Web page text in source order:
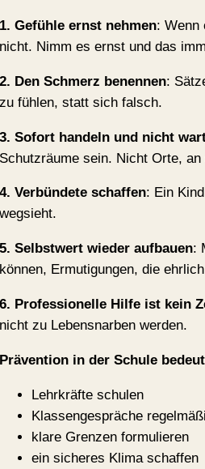
1. Gefühle ernst nehmen: Wenn
nicht. Nimm es ernst und das
2. Den Schmerz benennen:
zu fühlen, statt sich falsch.
3. Sofort handeln und nicht
Schutzräume sein. Nicht Orte,
4. Verbündete schaffen: Ein
wegsieht.
5. Selbstwert wieder aufbauen:
können, Ermutigungen, die
6. Professionelle Hilfe ist kein
nicht zu Lebensnarben werden.
Prävention in der Schule
Lehrkräfte schulen
Klassengespräche
klare Grenzen formulieren
ein sicheres Klima schaffen